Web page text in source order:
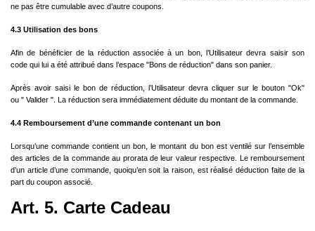
ne pas être cumulable avec d’autre coupons.
4.3 Utilisation des bons
Afin de bénéficier de la réduction associée à un bon, l’Utilisateur devra saisir son
code qui lui a été attribué dans l’espace "Bons de réduction" dans son panier.
Après avoir saisi le bon de réduction, l’Utilisateur devra cliquer sur le bouton "Ok"
ou " Valider ". La réduction sera immédiatement déduite du montant de la commande.
4.4 Remboursement d’une commande contenant un bon
Lorsqu’une commande contient un bon, le montant du bon est ventilé sur l’ensemble
des articles de la commande au prorata de leur valeur respective. Le remboursement
d’un article d’une commande, quoiqu’en soit la raison, est réalisé déduction faite de la
part du coupon associé.
Art. 5. Carte Cadeau